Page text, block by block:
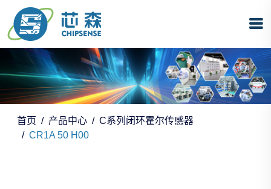
首页 产品中心
C系列闭环霍尔传感器
CR1A 50 H00